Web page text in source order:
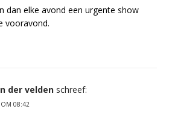
dan elke avond een urgente show
vooravond.
der velden schreef:
OM 08:42